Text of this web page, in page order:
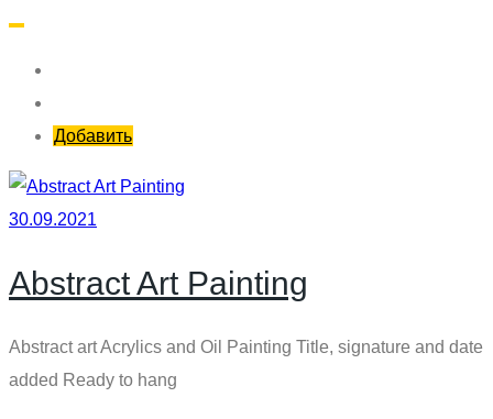
Добавить
30.09.2021
Abstract Art Painting
Abstract art Acrylics and Oil Painting Title, signature and date
added Ready to hang